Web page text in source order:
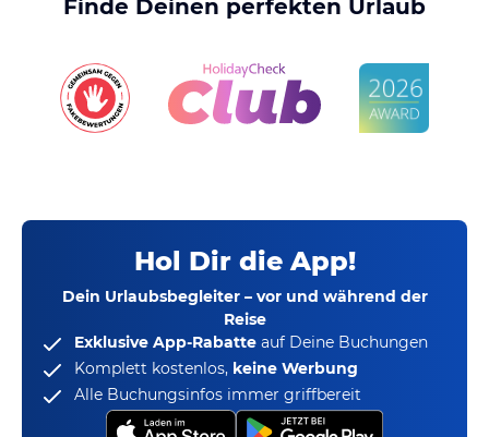
Finde Deinen perfekten Urlaub
Hol Dir die App!
Dein Urlaubsbegleiter – vor und während der
Reise
Exklusive App-Rabatte auf Deine Buchungen
Komplett kostenlos, keine Werbung
Alle Buchungsinfos immer griffbereit